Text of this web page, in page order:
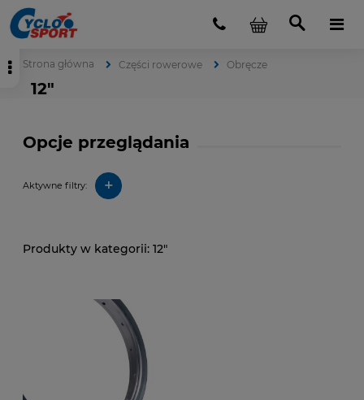
Strona główna Części rowerowe Obręcze
12"
Opcje przeglądania
Aktywne filtry: +
12"